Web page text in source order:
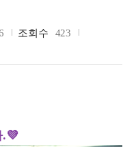
조회수
423
.💜